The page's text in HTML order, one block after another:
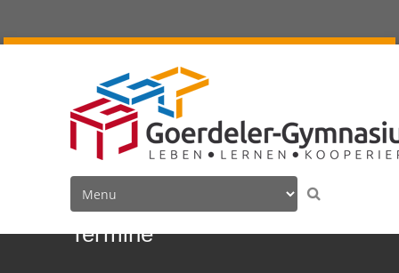
Termine